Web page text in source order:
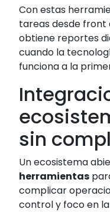
Con estas
tareas desde front
obtiene reportes
cuando la
funciona a la
sin
Un ecosistema
herramientas
complicar
control y foco en